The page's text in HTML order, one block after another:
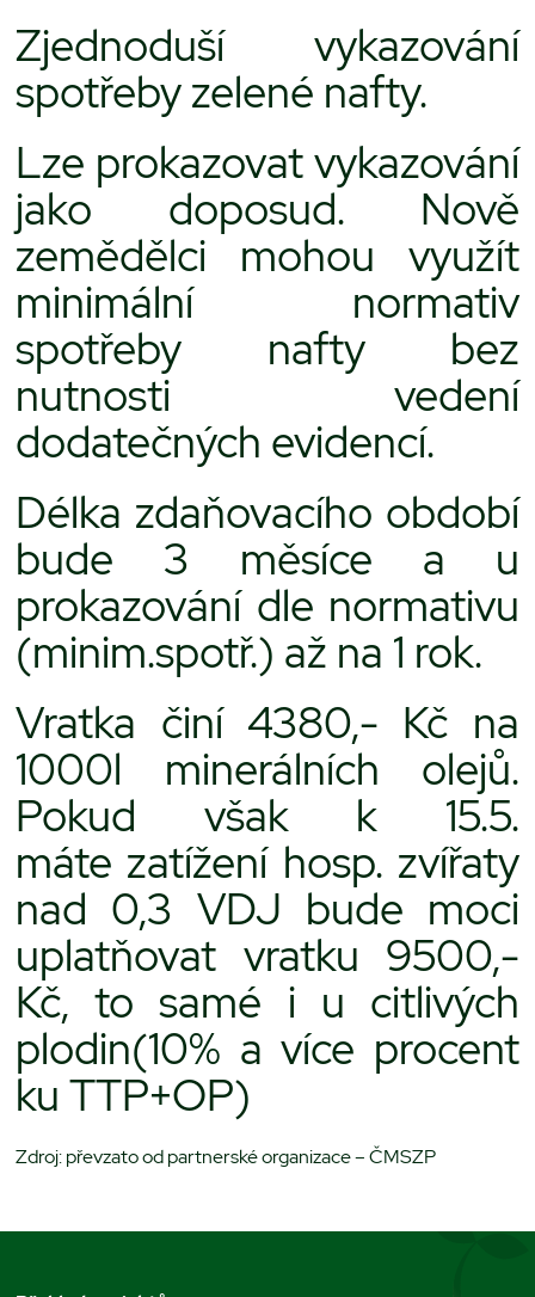
Zjednoduší vykazování
spotřeby zelené nafty.
Lze prokazovat vykazování
jako doposud. Nově
zemědělci mohou využít
minimální normativ
spotřeby nafty bez
nutnosti vedení
dodatečných evidencí.
Délka zdaňovacího období
bude 3 měsíce a u
prokazování dle normativu
(minim.spotř.) až na 1 rok.
Vratka činí 4380,- Kč na
1000l minerálních olejů.
Pokud však k 15.5.
máte zatížení hosp. zvířaty
nad 0,3 VDJ bude moci
uplatňovat vratku 9500,-
Kč, to samé i u citlivých
plodin(10% a více procent
ku TTP+OP)
Zdroj: převzato od partnerské organizace – ČMSZP